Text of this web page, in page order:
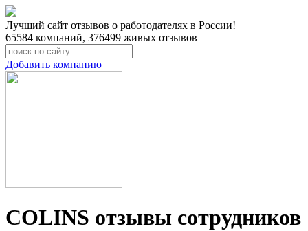
Лучший сайт отзывов о работодателях в России!
65584 компаний, 376499 живых отзывов
Добавить компанию
COLINS отзывы сотрудников